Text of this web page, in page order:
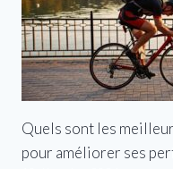
Quels sont les
pour améliorer ses